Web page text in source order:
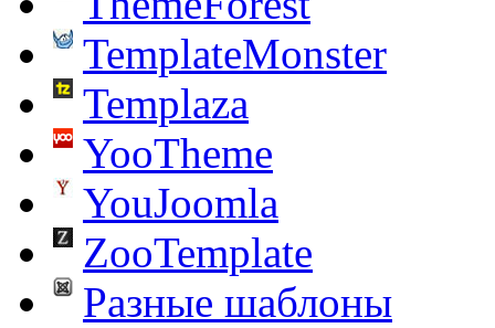
TemplateMonster
Templaza
YooTheme
YouJoomla
ZooTemplate
Разные шаблоны